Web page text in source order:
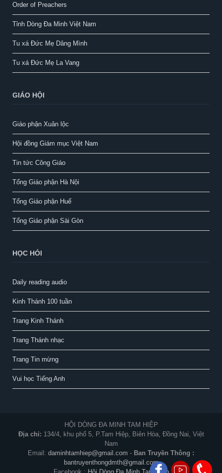
Order of Preachers
Tỉnh Dòng Đa Minh Việt Nam
Tu xá Đức Mẹ Dâng Mình
Tu xá Đức Mẹ La Vang
GIÁO HỘI
Giáo phận Xuân lộc
Hội đồng Giám mục Việt Nam
Tin tức Công Giáo
Tổng Giáo phận Hà Nội
Tổng Giáo phận Huế
Tổng Giáo phận Sài Gòn
HỌC HỎI
Daily reading audio
Kinh Thánh 100 tuần
Trang Kinh Thánh
Trang Thánh nhạc
Trang Tin mừng
Vui học Tiếng Anh
HỘI DÒNG ĐA MINH TAM HIỆP
Địa chỉ: 134/4, khu phố 5, P.Tam Hiệp, Biên Hòa, Đồng Nai, Việt
Nam
Email: daminhtamhiep@gmail.com - Ban Truyền Thông :
bantruyenthongdmth@gmail.com